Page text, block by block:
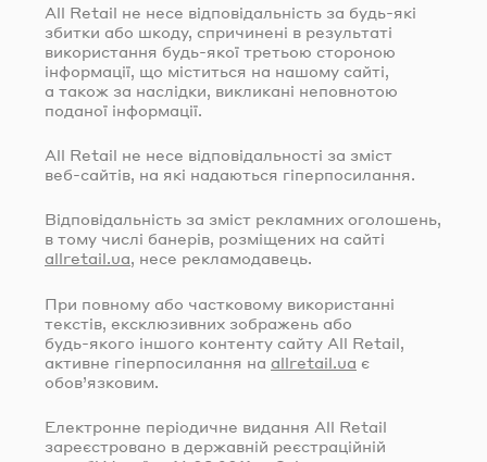
All Retail не несе відповідальність за будь-які
збитки або шкоду, спричинені в результаті
використання будь-якої третьою стороною
інформації, що міститься на нашому сайті,
а також за наслідки, викликані неповнотою
поданої інформації.
All Retail не несе відповідальності за зміст
веб-сайтів, на які надаються гіперпосилання.
Відповідальність за зміст рекламних оголошень,
в тому числі банерів, розміщених на сайті
allretail.ua, несе рекламодавець.
При повному або частковому використанні
текстів, ексклюзивних зображень або
будь-якого іншого контенту сайту All Retail,
активне гіперпосилання на allretail.ua є
обов’язковим.
Електронне періодичне видання All Retail
зареєстровано в державній реєстраційній